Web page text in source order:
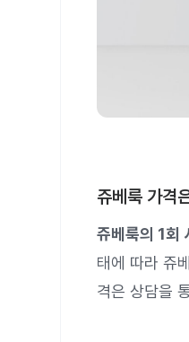
쥬베룩 가격
쥬베룩의 1회
태에 따라 쥬
격은 상담을